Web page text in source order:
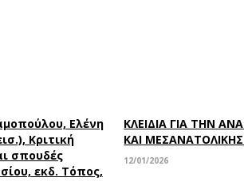
Ελένη
Κριτική
σπουδές
εκδ. Τόπος,
ΚΛΕΙΔΙΑ ΓΙΑ ΤΗΝ
ΚΑΙ ΜΕΣΑΝΑΤΟΛΙΚΗΣ
12/01/2026